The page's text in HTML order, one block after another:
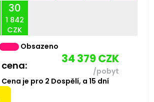
30
1 842
CZK
Obsazeno
34 379 CZK
/pobyt
Cena je pro 2 Dospělí, a 15 dní